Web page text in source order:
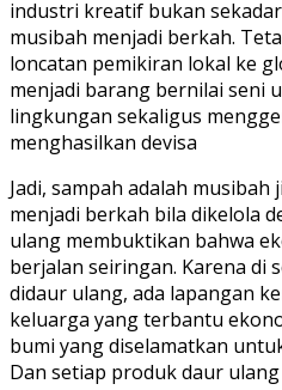
industri kreatif bukan
musibah menjadi berkah.
loncatan pemikiran lokal ke
menjadi barang bernilai seni
lingkungan sekaligus
menghasilkan devisa
Jadi, sampah adalah
menjadi berkah bila dikelola
ulang membuktikan bahwa
berjalan seiringan. Karena di
didaur ulang, ada lapangan
keluarga yang terbantu
bumi yang diselamatkan
Dan setiap produk daur